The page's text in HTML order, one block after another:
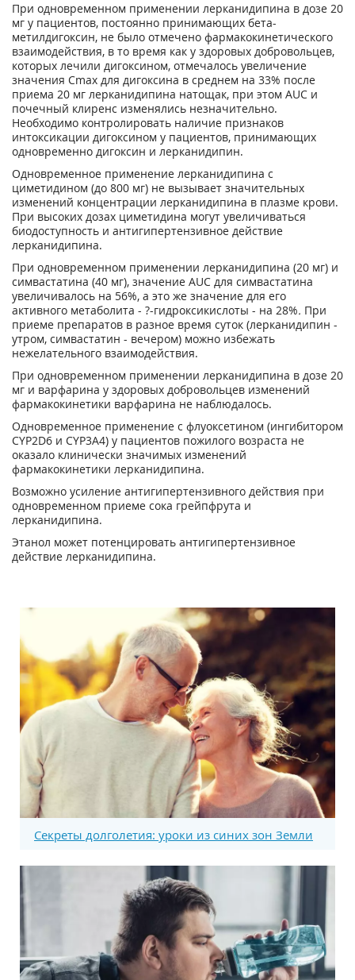
При одновременном применении лерканидипина в дозе 20
мг у пациентов, постоянно принимающих бета-
метилдигоксин, не было отмечено фармакокинетического
взаимодействия, в то время как у здоровых добровольцев,
которых лечили дигоксином, отмечалось увеличение
значения Cmax для дигоксина в среднем на 33% после
приема 20 мг лерканидипина натощак, при этом AUC и
почечный клиренс изменялись незначительно.
Необходимо контролировать наличие признаков
интоксикации дигоксином у пациентов, принимающих
одновременно дигоксин и лерканидипин.
Одновременное применение лерканидипина с
циметидином (до 800 мг) не вызывает значительных
изменений концентрации лерканидипина в плазме крови.
При высоких дозах циметидина могут увеличиваться
биодоступность и антигипертензивное действие
лерканидипина.
При одновременном применении лерканидипина (20 мг) и
симвастатина (40 мг), значение AUC для симвастатина
увеличивалось на 56%, а это же значение для его
активного метаболита - ?-гидроксикислоты - на 28%. При
приеме препаратов в разное время суток (лерканидипин -
утром, симвастатин - вечером) можно избежать
нежелательного взаимодействия.
При одновременном применении лерканидипина в дозе 20
мг и варфарина у здоровых добровольцев изменений
фармакокинетики варфарина не наблюдалось.
Одновременное применение с флуоксетином (ингибитором
CYP2D6 и CYP3A4) у пациентов пожилого возраста не
оказало клинически значимых изменений
фармакокинетики лерканидипина.
Возможно усиление антигипертензивного действия при
одновременном приеме сока грейпфрута и
лерканидипина.
Этанол может потенцировать антигипертензивное
действие лерканидипина.
Секреты долголетия: уроки из синих зон Земли